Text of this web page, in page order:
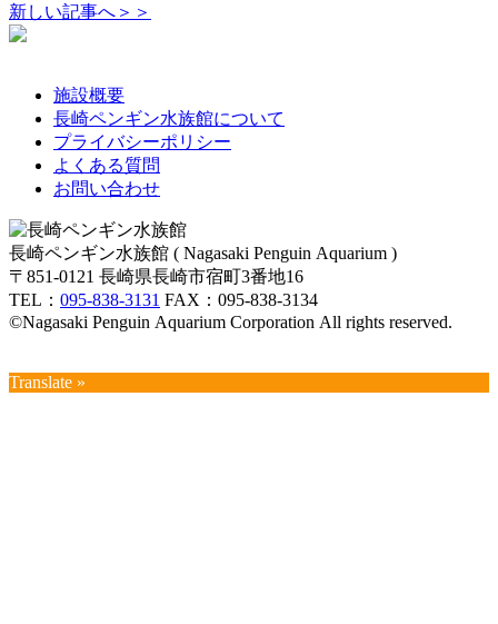
新しい記事へ＞＞
施設概要
長崎ペンギン水族館について
プライバシーポリシー
よくある質問
お問い合わせ
長崎ペンギン水族館 ( Nagasaki Penguin Aquarium )
〒851-0121 長崎県長崎市宿町3番地16
TEL： 095-838-3131 FAX：095-838-3134
©Nagasaki Penguin Aquarium Corporation All rights reserved.
Translate »